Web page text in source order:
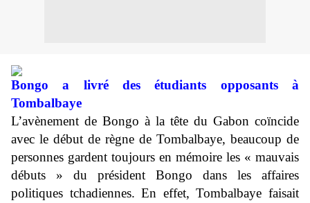
Bongo a livré des étudiants opposants à
Tombalbaye
L’avènement de Bongo à la tête du Gabon coïncide
avec le début de règne de Tombalbaye, beaucoup de
personnes gardent toujours en mémoire les « mauvais
débuts » du président Bongo dans les affaires
politiques tchadiennes. En effet, Tombalbaye faisait